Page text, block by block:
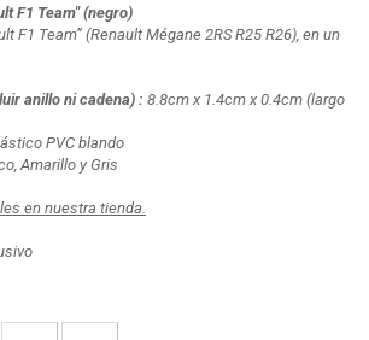
F1 Team" (negro)
F1 Team” (Renault Mégane 2RS R25 R26), en un
anillo ni cadena) : 8.8cm x 1.4cm x 0.4cm (largo
PVC blando
Amarillo y Gris
en nuestra tienda.